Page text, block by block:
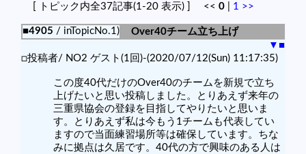
[ トピック内全37記事(1-20 表示) ] << 0 1 >>
■4905 / inTopicNo.1)
Over40チーム立ち上げ
▼ ■
□投稿者/ NO2 ゲスト(1回)-(2020/07/12(Sun) 11:17:35)
この度40代だけのOver40のチームを新規で立ち
上げたいと思い投稿しました。とりあえず来年の
三重県協会の登録を目指してやりたいと思いま
す。とりあえず私は今もう1チームも代表してい
ますので当面練習場所等は確保しています。ちな
みに拠点は久居です。40代の方で興味のある人は